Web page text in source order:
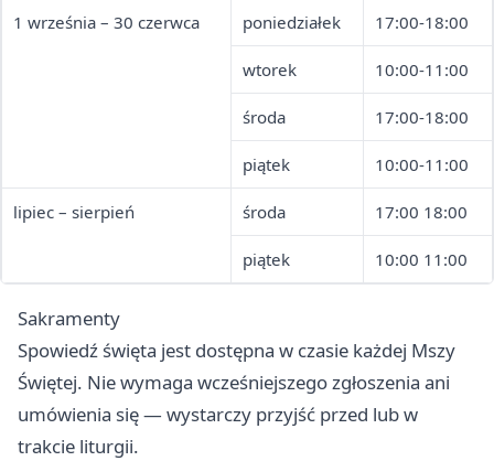
1 września – 30 czerwca poniedziałek 17:00-18:00
wtorek 10:00-11:00
środa 17:00-18:00
piątek 10:00-11:00
lipiec – sierpień środa 17:00 18:00
piątek 10:00 11:00
Sakramenty
Spowiedź święta jest dostępna w czasie każdej Mszy
Świętej. Nie wymaga wcześniejszego zgłoszenia ani
umówienia się — wystarczy przyjść przed lub w
trakcie liturgii.